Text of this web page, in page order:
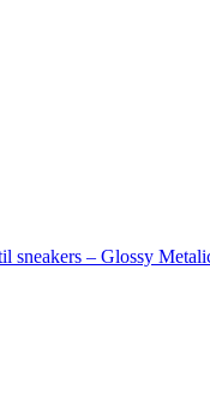
sneakers – Glossy